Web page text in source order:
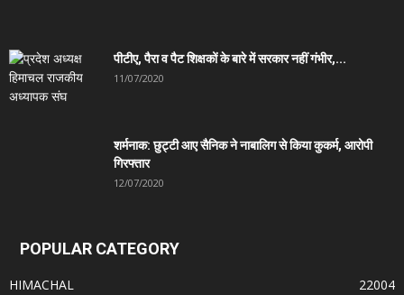
पीटीए, पैरा व पैट शिक्षकों के बारे में सरकार नहीं गंभीर,...
11/07/2020
शर्मनाक: छुट्टी आए सैनिक ने नाबालिग से किया कुकर्म, आरोपी
गिरफ्तार
12/07/2020
POPULAR CATEGORY
HIMACHAL
22004